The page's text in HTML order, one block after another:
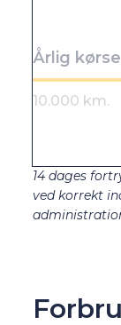
Årlig
14 dages
ved korrekt